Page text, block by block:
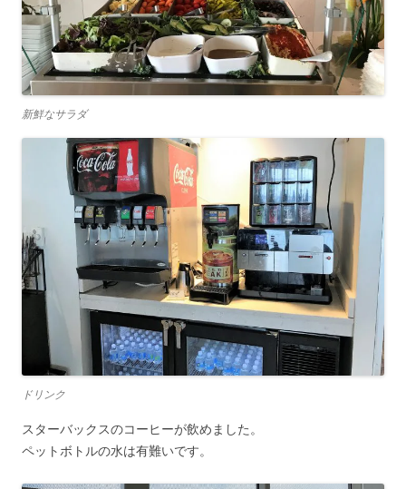
新鮮なサラダ
ドリンク
スターバックスのコーヒーが飲めました。
ペットボトルの水は有難いです。